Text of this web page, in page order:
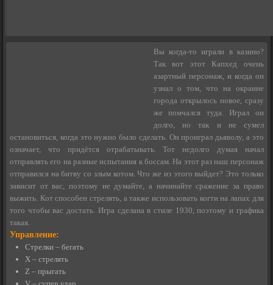
Вы когда-то играли в казино?
Так вот этот Капхед очень
азартный персонаж, и когда он
узнал о том, что на окраине
города открылось новое, сразу
же помчался туда. Играл он
долго, но так и не сумел
остановиться, когда это нужно было сделать. Он проиграл дьяволу, а это
означает, что придётся отрабатывать. Тот недолго думая начал
отправлять его на разные испытания к боссам. На этот раз наш персонаж
отправился на битву со злым котом. Что же из этого выйдет? Это только
зависит от вас, поэтому не думайте, а начинайте сражение за право
выжить. Кот способен стрелять, а также использовать когти на лапах для
того чтобы вас достать. Игра сделана в стиле 1930, поэтому и графика
такая.
Управление:
Стрелки – бегать
X – стрелять
Z – прыгать